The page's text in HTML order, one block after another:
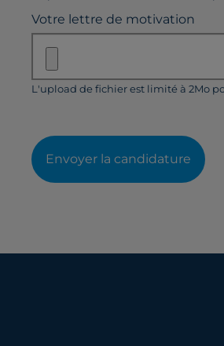
Votre lettre de motivation
L'upload de fichier est limité à 2Mo
Envoyer la candidature